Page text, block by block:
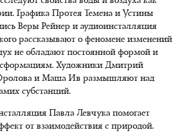
Графика Протея Темена и Устины
Веры Рейнер и аудиоинсталляция
рассказывают о феномене изменений
не обладают постоянной формой и
Художники Дмитрий
и Маша Ив размышляют над
субстанций.
Павла Левчука помогает
от взаимодействия с природой.